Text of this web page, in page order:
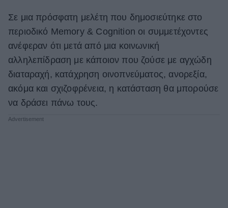
Green
Αφιερώματα
ΒΟΞ
Χωρίς Ταμπέλες
Σε μια πρόσφατη μελέτη που δημοσιεύτηκε στο
περιοδικό Memory & Cognition οι συμμετέχοντες
ανέφεραν ότι μετά από μια κοινωνική
αλληλεπίδραση με κάποιον που ζούσε με αγχώδη
διαταραχή, κατάχρηση οινοπνεύματος, ανορεξία,
ακόμα και σχιζοφρένεια, η κατάσταση θα μπορούσε
να δράσει πάνω τους.